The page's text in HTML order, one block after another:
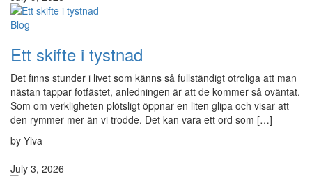
Blog
Ett skifte i tystnad
Det finns stunder i livet som känns så fullständigt otroliga att man
nästan tappar fotfästet, anledningen är att de kommer så oväntat.
Som om verkligheten plötsligt öppnar en liten glipa och visar att
den rymmer mer än vi trodde. Det kan vara ett ord som […]
by Ylva
-
July 3, 2026